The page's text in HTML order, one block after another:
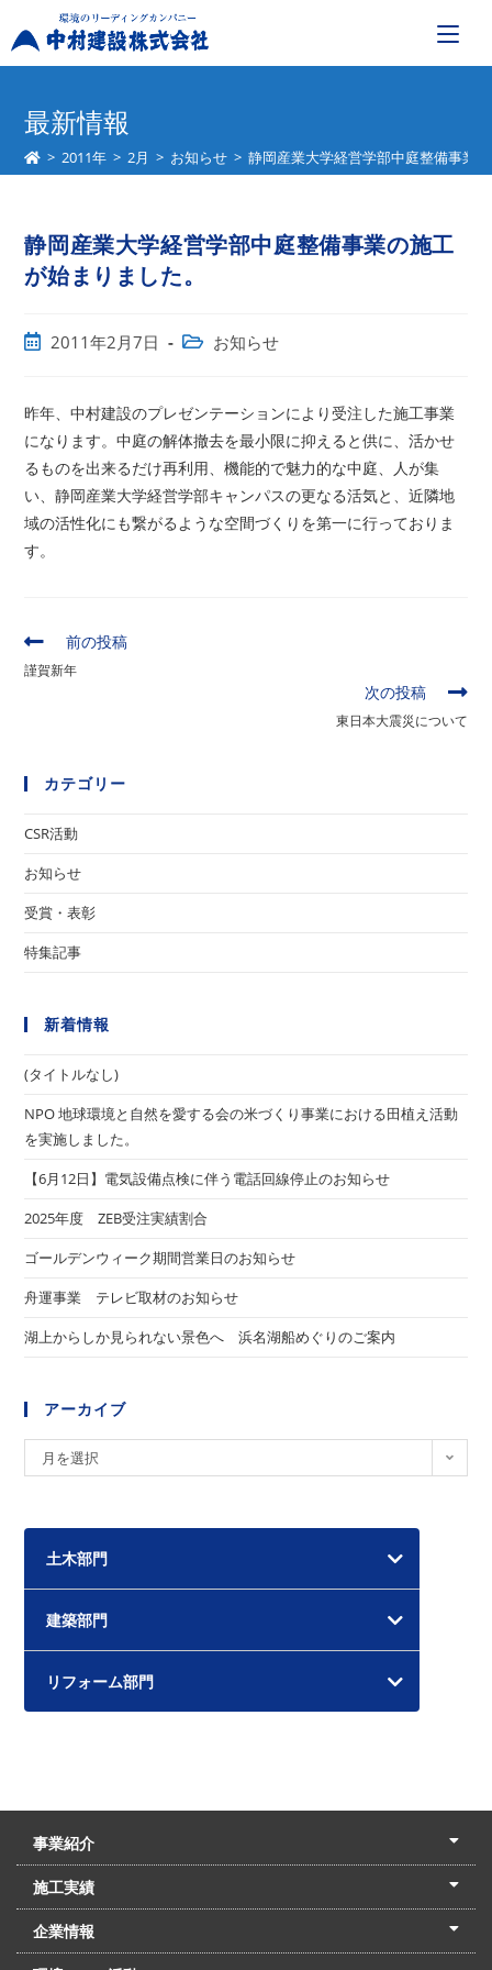
最新情報
> 2011年 > 2月 > お知らせ > 静岡産業大学経営学部中庭整備事業
静岡産業大学経営学部中庭整備事業の施工
が始まりました。
投
開
日:
2011年2月7日
投
テ
ゴ
リ
ー:
お知らせ
昨年、中村建設のプレゼンテーションにより受注した施工事業
になります。中庭の解体撤去を最小限に抑えると供に、活かせ
るものを出来るだけ再利用、機能的で魅力的な中庭、人が集
い、静岡産業大学経営学部キャンパスの更なる活気と、近隣地
域の活性化にも繋がるような空間づくりを第一に行っておりま
す。
そ
の
他
読
前の投稿
謹賀新年
次の投稿
東日本大震災について
カテゴリー
CSR活動
お知らせ
受賞・表彰
特集記事
新着情報
(タイトルなし)
NPO 地球環境と自然を愛する会の米づくり事業における田植え活動
を実施しました。
【6月12日】電気設備点検に伴う電話回線停止のお知らせ
2025年度 ZEB受注実績割合
ゴールデンウィーク期間営業日のお知らせ
舟運事業 テレビ取材のお知らせ
湖上からしか見られない景色へ 浜名湖船めぐりのご案内
アーカイブ
ー
イ
月を選択
土木部門
建築部門
リフォーム部門
事業紹介
土木本部
建築本部
PPP・PFI
リフォーム・リノベーション
中村建設の家
施工実績
土木部門
建築部門
リフォーム部門
住宅部門
名古屋支店
東京支店
企業情報